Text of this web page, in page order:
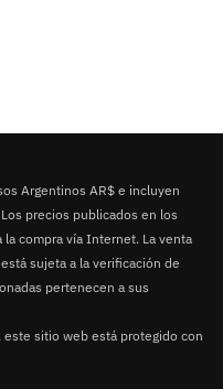
Argentinos AR$ e incluyen
precios publicados en los
compra vía Internet. La venta
sujeta a la verificación de
pertenecen a sus
este sitio web está protegido con